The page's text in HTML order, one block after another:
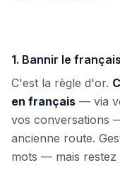
1. Bannir le
C'est la règle d'or.
en français — via
vos conversations
ancienne route.
mots — mais restez